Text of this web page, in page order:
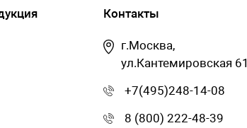
Контакты
г.Москва,
ул.Кантемировская 61
+7(495)248-14-08
8 (800) 222-48-39